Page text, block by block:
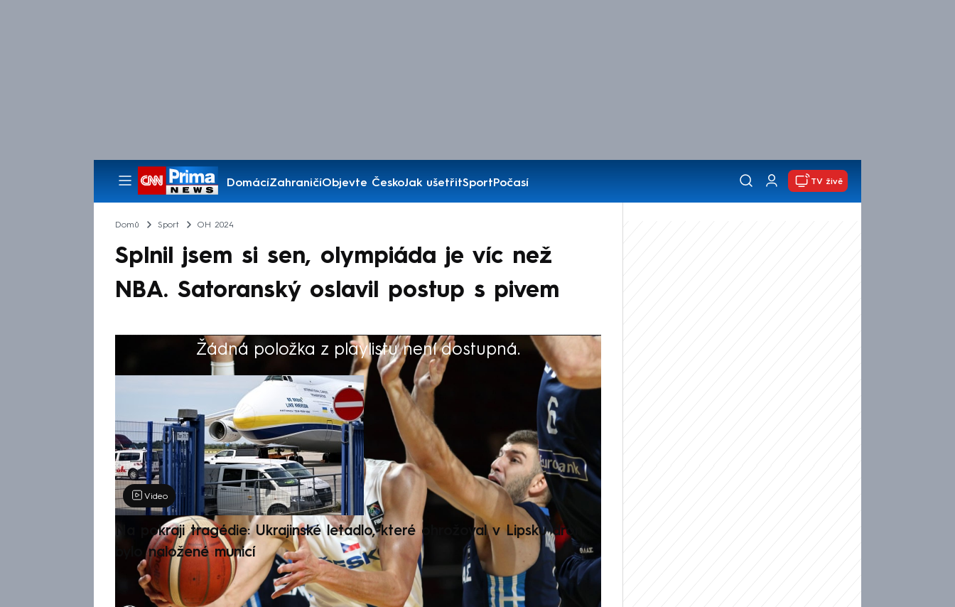
DomácíZahraničíObjevte ČeskoJak ušetřitSportPočasí
Pořady
TV živě
Domů Sport OH 2024
Splnil jsem si sen, olympiáda je víc než
NBA. Satoranský oslavil postup s pivem
Žádná položka z playlistu není dostupná.
Výběr redakce
Video
Na pokraji tragédie: Ukrajinské letadlo, které ohrožoval v Lipsku dron,
bylo naložené municí